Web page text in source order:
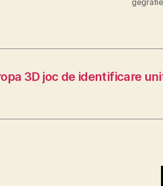
3D joc de identificare